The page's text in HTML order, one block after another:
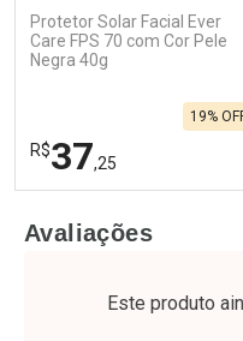
Protetor Solar Facial Ever
Care FPS 70 com Cor Pele
Negra 40g
R$37,25
19%
Laboratório
Por Menos
Avaliações
Este produto